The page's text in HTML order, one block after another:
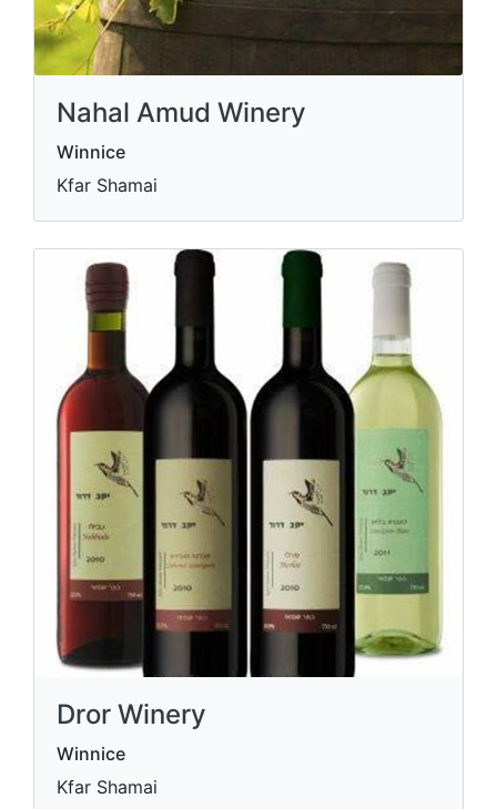
Nahal Amud Winery
Winnice
Kfar Shamai
Dror Winery
Winnice
Kfar Shamai